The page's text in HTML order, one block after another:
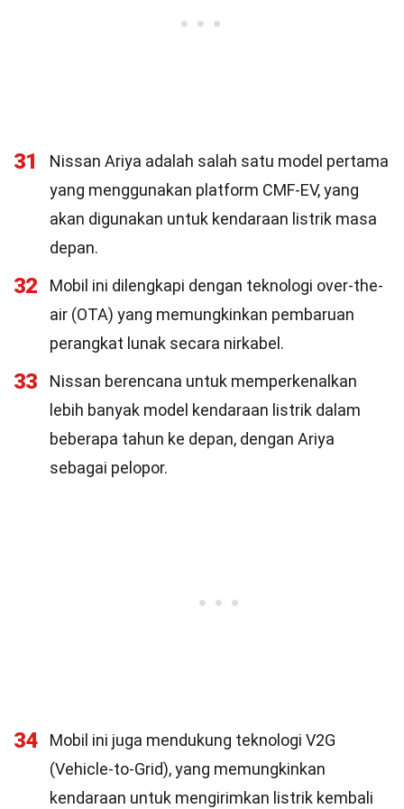
31
Nissan Ariya adalah salah satu model pertama
yang menggunakan platform CMF-EV, yang
akan digunakan untuk kendaraan listrik masa
depan.
32
Mobil ini dilengkapi dengan teknologi over-the-
air (OTA) yang memungkinkan pembaruan
perangkat lunak secara nirkabel.
33
Nissan berencana untuk memperkenalkan
lebih banyak model kendaraan listrik dalam
beberapa tahun ke depan, dengan Ariya
sebagai pelopor.
34
Mobil ini juga mendukung teknologi V2G
(Vehicle-to-Grid), yang memungkinkan
kendaraan untuk mengirimkan listrik kembali